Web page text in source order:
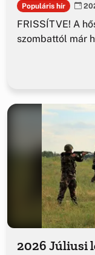
Populáris hír
FRISSÍTVE! A
szombattól már
2026 Júliusi